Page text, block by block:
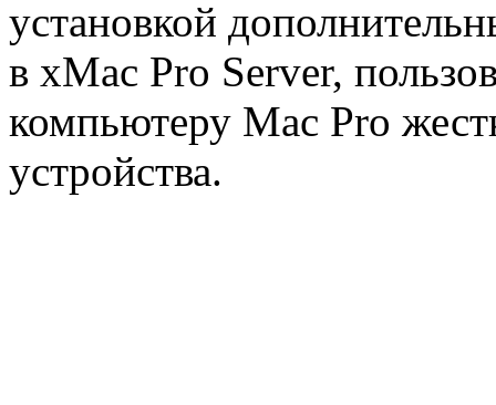
установкой
в xMac Pro Server,
компьютеру Mac Pro
устройства.